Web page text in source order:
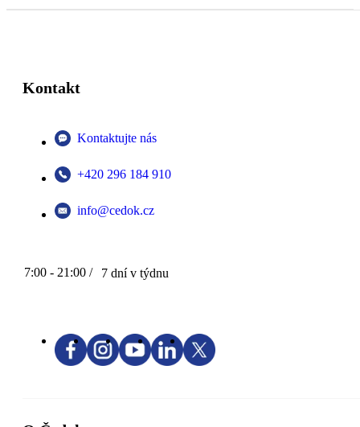
Kontakt
Kontaktujte nás
+420 296 184 910
info@cedok.cz
7:00 - 21:00 / 7 dní v týdnu